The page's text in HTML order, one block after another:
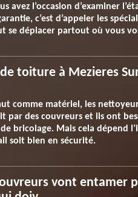
l’occasion d’examiner
c’est d’appeler les
se déplacer partout où vous
toiture à Mezieres
comme matériel, les
des couvreurs et ils ont
bricolage. Mais cela dépend
soit bien en sécurité.
vont entamer